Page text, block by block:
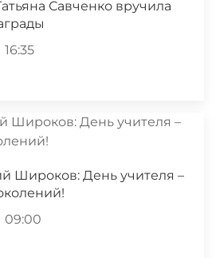
Савченко вручила
Широков: День учителя –
09:00